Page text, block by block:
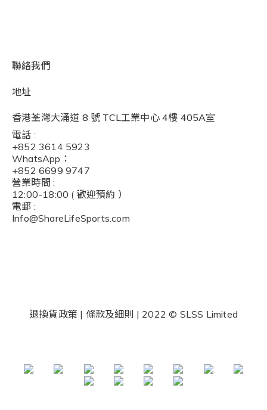
聯絡我們
地址
香港荃灣大涌道 8 號 TCL工業中心 4樓 405A室
電話 :
+852 3614 5923
WhatsApp：
+852 6699 9747
營業時間 :
12:00-18:00 ( 歡迎預約 ）
電郵 :
Info@ShareLifeSports.com
退換貨政策 | 條款及細則 | 2022 © SLSS Limited